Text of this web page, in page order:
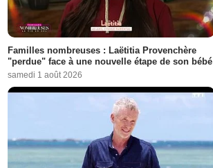
Familles nombreuses : Laëtitia Provenchère
"perdue" face à une nouvelle étape de son bébé
samedi 1 août 2026